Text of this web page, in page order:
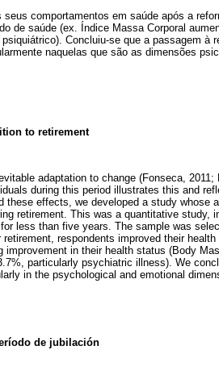
comportamentos em saúde após a
de saúde (ex. Índice Massa Corporal
Concluiu-se que a passagem à
naquelas que são as dimensões
to retirement
adaptation to change (Fonseca, 2011;
during this period illustrates this and
effects, we developed a study whose
retirement. This was a quantitative study,
less than five years. The sample was
respondents improved their
in their health status (Body
particularly psychiatric illness). We
in the psychological and emotional
de jubilación